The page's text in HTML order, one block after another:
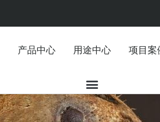
产品中心 用途中心 项目案